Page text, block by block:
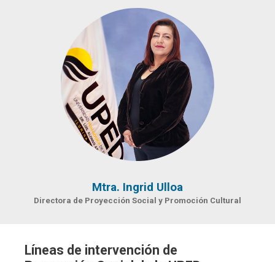
Mtra. Ingrid Ulloa
Directora de Proyección Social y Promoción Cultural
Líneas de intervención de